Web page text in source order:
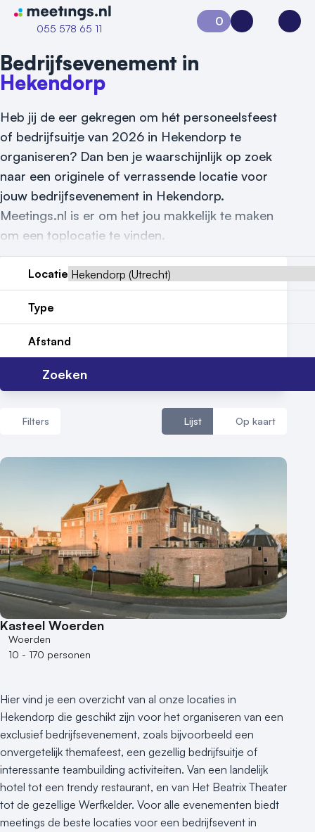
Naar home van Meetings
055 578 65 11
Vraag locatie aan
Locatiegids
Nieuws
Reviews (5⭐️)
Contact
0
Aanvraag 0Inloggen
Bedrijfsevenement in
Hekendorp
Heb jij de eer gekregen om hét personeelsfeest
of bedrijfsuitje van 2026 in Hekendorp te
organiseren? Dan ben je waarschijnlijk op zoek
naar een originele of verrassende locatie voor
jouw bedrijfsevenement in Hekendorp.
Meetings.nl is er om het jou makkelijk te maken
om een toplocatie te vinden.
Locatie
Type
Afstand
Zoeken
Filters Lijst Op kaart
1 - 5 zalen
6 - 10 zalen
10 of meer zalen
Aantal personen
1 - 50 personen
50 - 100 personen
100 - 250 personen
250 - 500 personen
Buitenlocatie
Duurzame locatie
Groene locatie
Heisessie
Hotel
Hybride events
Industriële locatie
Kasteel Woerden
Woerden
10 - 170 personen
Hier vind je een overzicht van al onze locaties in
Hekendorp die geschikt zijn voor het organiseren van een
exclusief bedrijfsevenement, zoals bijvoorbeeld een
onvergetelijk themafeest, een gezellig bedrijfsuitje of
interessante teambuilding activiteiten. Van een landelijk
hotel tot een trendy restaurant, en van Het Beatrix Theater
tot de gezellige Werfkelder. Voor alle evenementen biedt
meetings de beste locaties voor een bedrijfsevent in